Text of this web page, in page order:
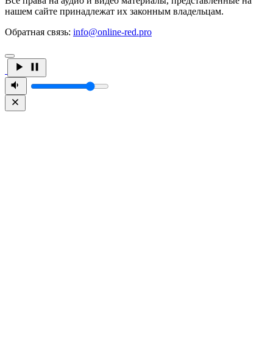
нашем сайте принадлежат их законным владельцам.
Обратная связь: info@online-red.pro